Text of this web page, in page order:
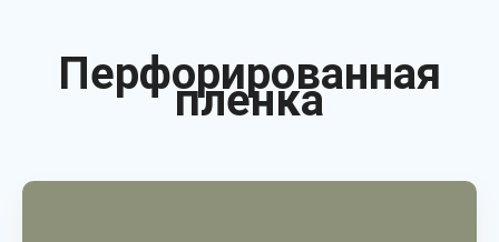
Перфорированная
пленка